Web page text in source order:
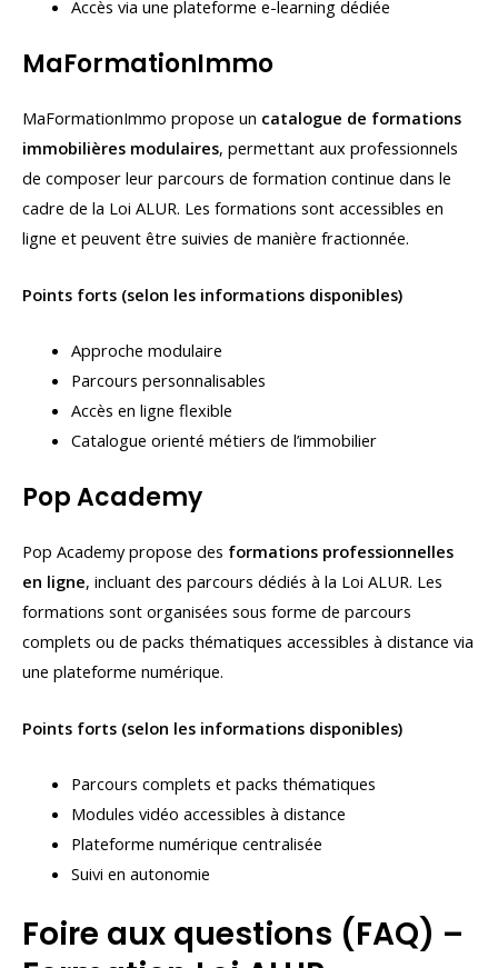
Accès via une plateforme e-learning dédiée
MaFormationImmo
MaFormationImmo propose un catalogue de formations
immobilières modulaires, permettant aux professionnels
de composer leur parcours de formation continue dans le
cadre de la Loi ALUR. Les formations sont accessibles en
ligne et peuvent être suivies de manière fractionnée.
Points forts (selon les informations disponibles)
Approche modulaire
Parcours personnalisables
Accès en ligne flexible
Catalogue orienté métiers de l’immobilier
Pop Academy
Pop Academy propose des formations professionnelles
en ligne, incluant des parcours dédiés à la Loi ALUR. Les
formations sont organisées sous forme de parcours
complets ou de packs thématiques accessibles à distance via
une plateforme numérique.
Points forts (selon les informations disponibles)
Parcours complets et packs thématiques
Modules vidéo accessibles à distance
Plateforme numérique centralisée
Suivi en autonomie
Foire aux questions (FAQ) –